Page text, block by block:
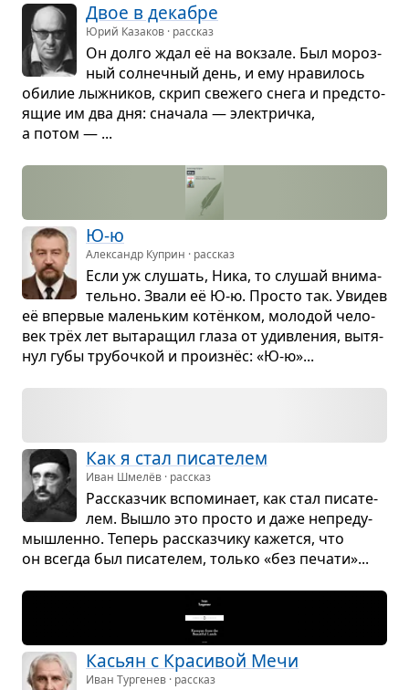
Двое в дека­бре
Юрий Казаков · рассказ
Он долго ждал её на вок­зале. Был мороз­
ный сол­неч­ный день, и ему нра­ви­лось
оби­лие лыж­ни­ков, скрип све­жего снега и пред­сто­
я­щие им два дня: сна­чала — элек­тричка,
а потом — ...
Ю-ю
Александр Куприн · рассказ
Если уж слу­шать, Ника, то слу­шай вни­ма­
тельно. Звали её Ю-ю. Про­сто так. Уви­дев
её впер­вые малень­ким котён­ком, моло­дой чело­
век трёх лет выта­ра­щил глаза от удив­ле­ния, вытя­
нул губы тру­боч­кой и про­изнёс: «Ю-ю»...
Как я стал писа­те­лем
Иван Шмелёв · рассказ
Рас­сказ­чик вспо­ми­нает, как стал писа­те­
лем. Вышло это про­сто и даже непре­ду­
мыш­ленно. Теперь рас­сказ­чику кажется, что
он все­гда был писа­те­лем, только «без печати»...
Касьян с Кра­си­вой Мечи
Иван Тургенев · рассказ